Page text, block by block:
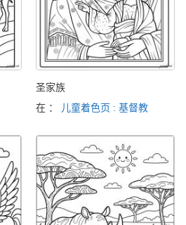
圣家族
在 ：
儿童着色页 : 基督教